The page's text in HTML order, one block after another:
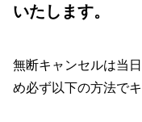
いたします。
無断キャンセルは当
め必ず以下の方法で